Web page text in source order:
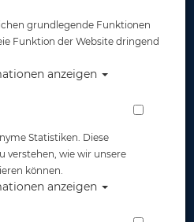
grundlegende Funktionen
Funktion der Website dringend
anzeigen
Statistiken. Diese
verstehen, wie wir unsere
können.
anzeigen